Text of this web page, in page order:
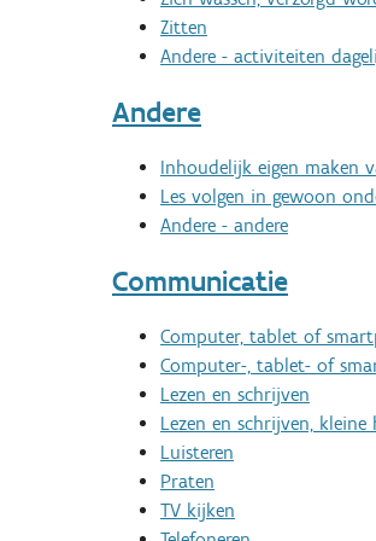
Zitten
Andere - activiteiten
Andere
Inhoudelijk eigen maken
Les volgen in gewoon
Andere - andere
Communicatie
Computer, tablet of
Computer-, tablet- of
Lezen en schrijven
Lezen en schrijven,
Luisteren
Praten
TV kijken